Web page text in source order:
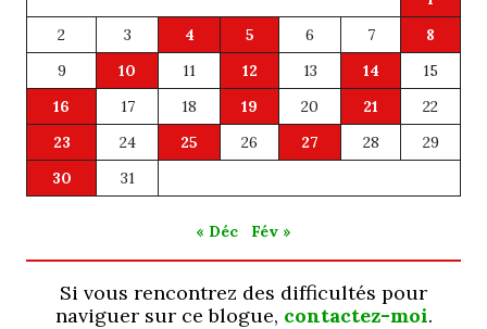
2
3 4 5 6 7
8
9
10 11 12 13 14
15
16
17 18 19 20 21
22
23
24 25 26 27 28
29
30
31
« Déc Fév »
Si vous rencontrez des difficultés pour
naviguer sur ce blogue, contactez-moi.